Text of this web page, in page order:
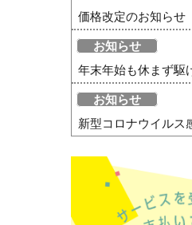
価格改定のお知らせ
お知らせ
年末年始も休まず駆
お知らせ
新型コロナウイルス